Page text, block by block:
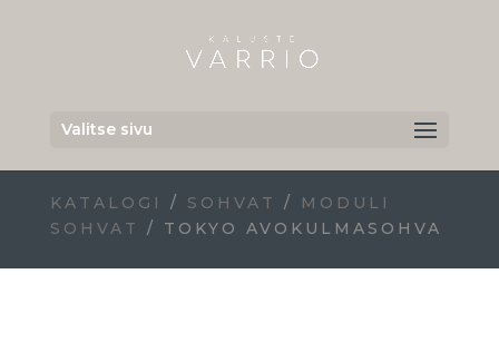
Valitse sivu
KATALOGI / SOHVAT /
MODULI
SOHVAT
/ TOKYO AVOKULMASOHVA